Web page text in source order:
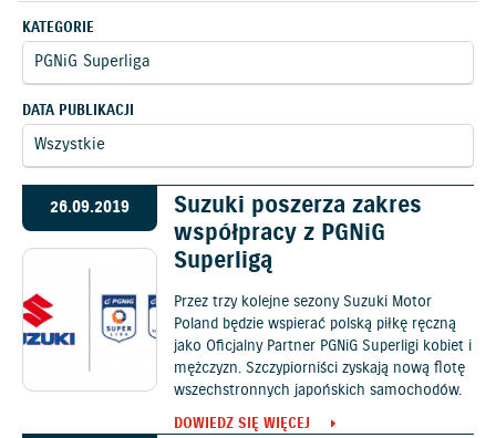
KATEGORIE
DATA PUBLIKACJI
26.09.2019
Suzuki poszerza zakres
współpracy z PGNiG
Superligą
Przez trzy kolejne sezony Suzuki Motor
Poland będzie wspierać polską piłkę ręczną
jako Oficjalny Partner PGNiG Superligi kobiet i
mężczyzn. Szczypiorniści zyskają nową flotę
wszechstronnych japońskich samochodów.
DOWIEDZ SIĘ WIĘCEJ